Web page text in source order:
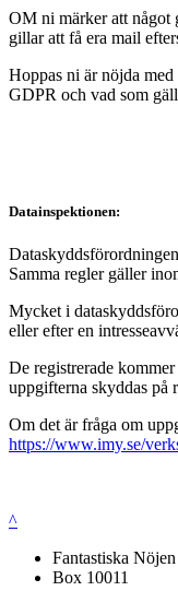
OM ni märker att något
gillar att få era mail
Hoppas ni är nöjda
GDPR och vad som
Datainspektionen:
Samma regler gäller
Mycket i
eller efter en
De registrerade
uppgifterna skyddas på
Om det är fråga om
https://www.imy.se/
^
Fantastiska
Box 10011